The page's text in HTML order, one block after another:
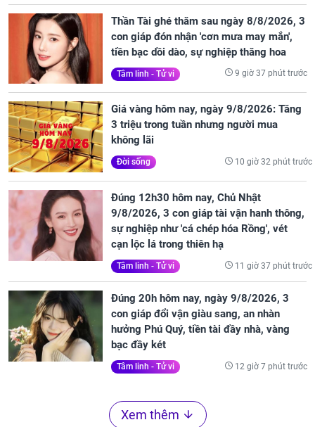
Thần Tài ghé thăm sau ngày 8/8/2026, 3
con giáp đón nhận 'cơn mưa may mắn',
tiền bạc dồi dào, sự nghiệp thăng hoa
Tâm linh - Tử vi 9 giờ 37 phút trước
Giá vàng hôm nay, ngày 9/8/2026: Tăng
3 triệu trong tuần nhưng người mua
không lãi
Đời sống 10 giờ 32 phút trước
Đúng 12h30 hôm nay, Chủ Nhật
9/8/2026, 3 con giáp tài vận hanh thông,
sự nghiệp như 'cá chép hóa Rồng', vét
cạn lộc lá trong thiên hạ
Tâm linh - Tử vi 11 giờ 37 phút trước
Đúng 20h hôm nay, ngày 9/8/2026, 3
con giáp đổi vận giàu sang, an nhàn
hưởng Phú Quý, tiền tài đầy nhà, vàng
bạc đầy két
Tâm linh - Tử vi 12 giờ 7 phút trước
Xem thêm